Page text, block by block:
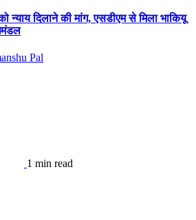
न्याय दिलाने की मांग, एसडीएम से मिला भाकियू
Pal
1 min read